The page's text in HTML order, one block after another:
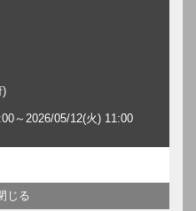
)
～2026/05/12(火) 11:00